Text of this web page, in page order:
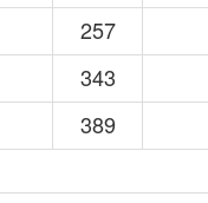
257
343
389